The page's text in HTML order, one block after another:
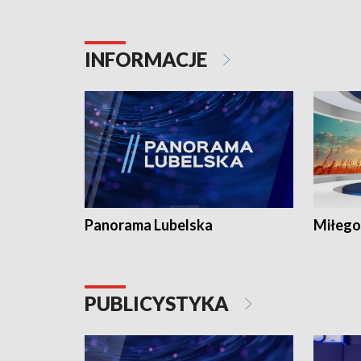
INFORMACJE
Panorama Lubelska
PUBLICYSTYKA